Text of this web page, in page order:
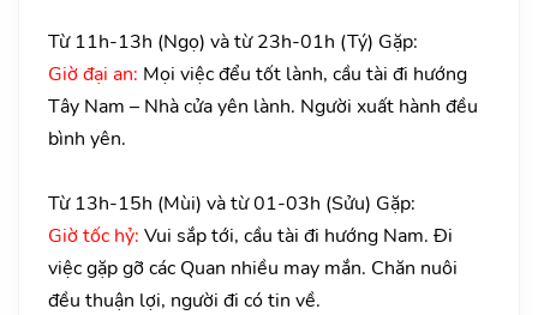
Từ 11h-13h (Ngọ) và từ 23h-01h (Tý) Gặp:
Giờ đại an: Mọi việc đểu tốt lành, cầu tài đi hướng
Tây Nam – Nhà cửa yên lành. Người xuất hành đều
bình yên.
Từ 13h-15h (Mùi) và từ 01-03h (Sửu) Gặp:
Giờ tốc hỷ: Vui sắp tới, cầu tài đi hướng Nam. Đi
việc gặp gỡ các Quan nhiều may mắn. Chăn nuôi
đều thuận lợi, người đi có tin về.